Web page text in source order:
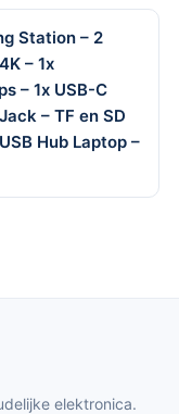
Station – 2
– 1x
– 1x USB-C
– TF en SD
Hub Laptop –
elektronica.